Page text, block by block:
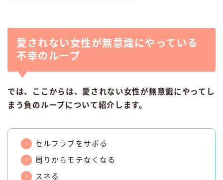
愛されない女性が無意識にやっている
不幸のループ
では、ここからは、愛されない女性が無意識にやってし
まう負のループについて紹介します。
セルフラブをサボる
周りからモテなくなる
スネる